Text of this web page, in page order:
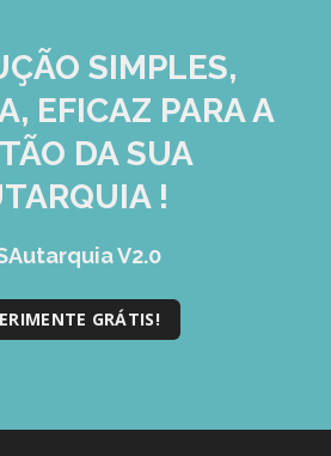
SIMPLES,
EFICAZ PARA A
DA SUA
!
V2.0
GRÁTIS!